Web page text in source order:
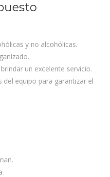
y no alcohólicas.
un excelente servicio.
equipo para garantizar el